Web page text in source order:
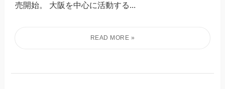
売開始。 大阪を中心に活動する...